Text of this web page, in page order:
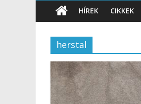
HÍREK CIKKEK
herstal